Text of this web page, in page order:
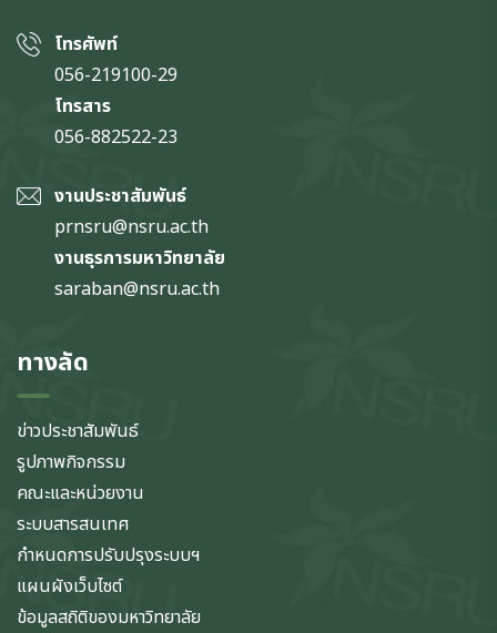
โทรศัพท์
056-219100-29
โทรสาร
056-882522-23
งานประชาสัมพันธ์
prnsru@nsru.ac.th
งานธุรการมหาวิทยาลัย
saraban@nsru.ac.th
ทางลัด
ข่าวประชาสัมพันธ์
รูปภาพกิจกรรม
คณะและหน่วยงาน
ระบบสารสนเทศ
กำหนดการปรับปรุงระบบฯ
แผนผังเว็บไซต์
ข้อมูลสถิติของมหาวิทยาลัย